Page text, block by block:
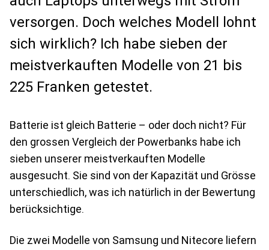
versorgen. Doch welches Modell lohnt
sich wirklich? Ich habe sieben der
meistverkauften Modelle von 21 bis
225 Franken getestet.
Batterie ist gleich Batterie – oder doch nicht? Für
den grossen Vergleich der Powerbanks habe ich
sieben unserer meistverkauften Modelle
ausgesucht. Sie sind von der Kapazität und Grösse
unterschiedlich, was ich natürlich in der Bewertung
berücksichtige.
Die zwei Modelle von Samsung und Nitecore liefern